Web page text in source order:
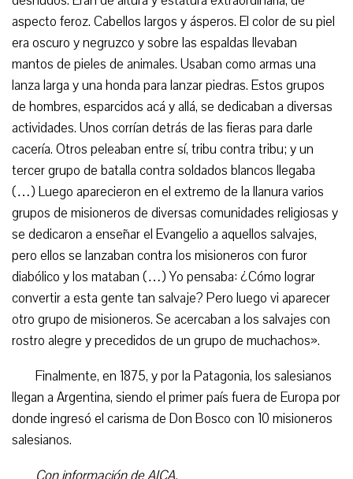
aspecto feroz. Cabellos largos y ásperos. El color de su piel
era oscuro y negruzco y sobre las espaldas llevaban
mantos de pieles de animales. Usaban como armas una
lanza larga y una honda para lanzar piedras. Estos grupos
de hombres, esparcidos acá y allá, se dedicaban a diversas
actividades. Unos corrían detrás de las fieras para darle
cacería. Otros peleaban entre sí, tribu contra tribu; y un
tercer grupo de batalla contra soldados blancos llegaba
(…) Luego aparecieron en el extremo de la llanura varios
grupos de misioneros de diversas comunidades religiosas y
se dedicaron a enseñar el Evangelio a aquellos salvajes,
pero ellos se lanzaban contra los misioneros con furor
diabólico y los mataban (…) Yo pensaba: ¿Cómo lograr
convertir a esta gente tan salvaje? Pero luego vi aparecer
otro grupo de misioneros. Se acercaban a los salvajes con
rostro alegre y precedidos de un grupo de muchachos».
Finalmente, en 1875, y por la Patagonia, los salesianos
llegan a Argentina, siendo el primer país fuera de Europa por
donde ingresó el carisma de Don Bosco con 10 misioneros
salesianos.